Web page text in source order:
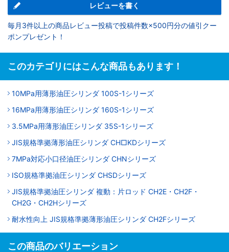
レビューを書く
毎月3件以上の商品レビュー投稿で投稿件数×500円分の値引クー
ポンプレゼント！
このカテゴリにはこんな商品もあります！
10MPa用薄形油圧シリンダ 100S-1シリーズ
16MPa用薄形油圧シリンダ 160S-1シリーズ
3.5MPa用薄形油圧シリンダ 35S-1シリーズ
JIS規格準拠薄形油圧シリンダ CH□KDシリーズ
7MPa対応小口径油圧シリンダ CHNシリーズ
ISO規格準拠油圧シリンダ CHSDシリーズ
JIS規格準拠油圧シリンダ 複動：片ロッド CH2E・CH2F・
CH2G・CH2Hシリーズ
耐水性向上 JIS規格準拠薄形油圧シリンダ CH2Fシリーズ
この商品のバリエーション